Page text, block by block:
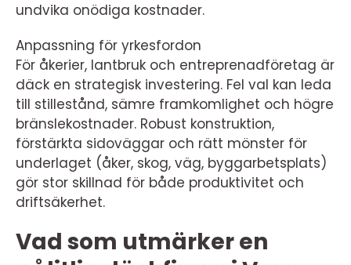
undvika onödiga kostnader.
Anpassning för yrkesfordon
För åkerier, lantbruk och entreprenadföretag är
däck en strategisk investering. Fel val kan leda
till stillestånd, sämre framkomlighet och högre
bränslekostnader. Robust konstruktion,
förstärkta sidoväggar och rätt mönster för
underlaget (åker, skog, väg, byggarbetsplats)
gör stor skillnad för både produktivitet och
driftsäkerhet.
Vad som utmärker en